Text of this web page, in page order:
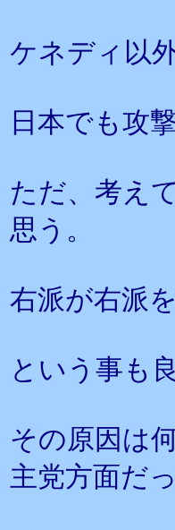
ケネディ以
日本でも攻
ただ、考え
思う。
右派が右派
という事も
その原因は
主党方面だ